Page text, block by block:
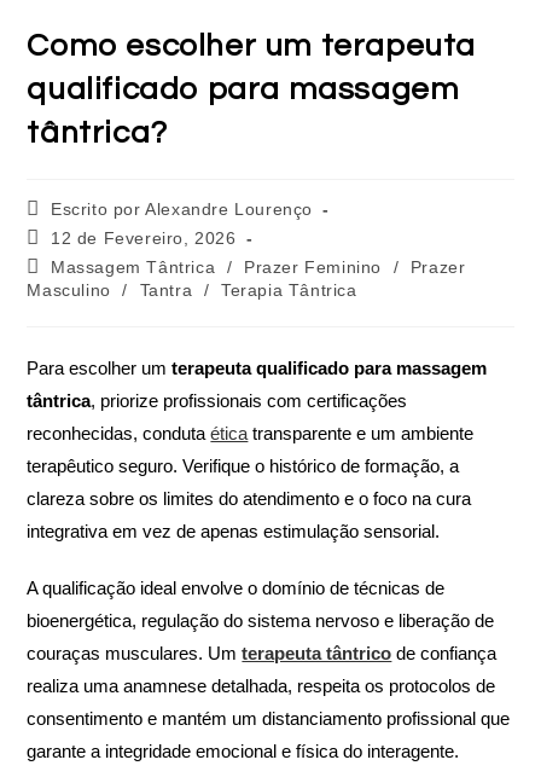
Como escolher um terapeuta
qualificado para massagem
tântrica?
Escrito por Alexandre Lourenço
12 de Fevereiro, 2026
Massagem Tântrica
/ Prazer Feminino /
Prazer
Masculino
/ Tantra / Terapia Tântrica
Para escolher umterapeuta qualificado para massagem
tântrica, priorize profissionais com certificações
reconhecidas, condutaética transparente e um ambiente
terapêutico seguro. Verifique o histórico de formação, a
clareza sobre os limites do atendimento e o foco na cura
integrativa em vez de apenas estimulação sensorial.
A qualificação ideal envolve o domínio de técnicas de
bioenergética, regulação do sistema nervoso e liberação de
couraças musculares. Umterapeuta tântrico de confiança
realiza uma anamnese detalhada, respeita os protocolos de
consentimento e mantém um distanciamento profissional que
garante a integridade emocional e física do interagente.